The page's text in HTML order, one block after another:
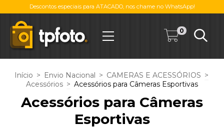
Descontos especiais para ATACADO, nos chame no WhatsApp!
0
Início > Envio Nacional > CAMERAS E ACESSÓRIOS >
Acessórios > Acessórios para Câmeras Esportivas
Acessórios para Câmeras
Esportivas